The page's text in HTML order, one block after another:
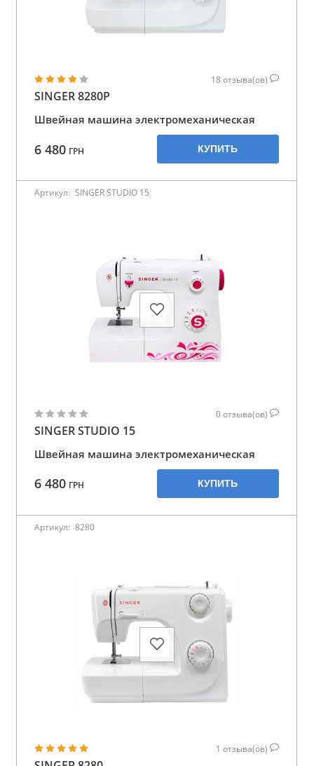
18 отзыва(ов)
SINGER 8280P
Швейная машина электромеханическая
6 480 ГРН КУПИТЬ
Артикул: SINGER STUDIO 15
0отзыва(ов)
SINGER STUDIO 15
Швейная машина электромеханическая
6 480 ГРН КУПИТЬ
Артикул: 8280
1 отзыва(ов)